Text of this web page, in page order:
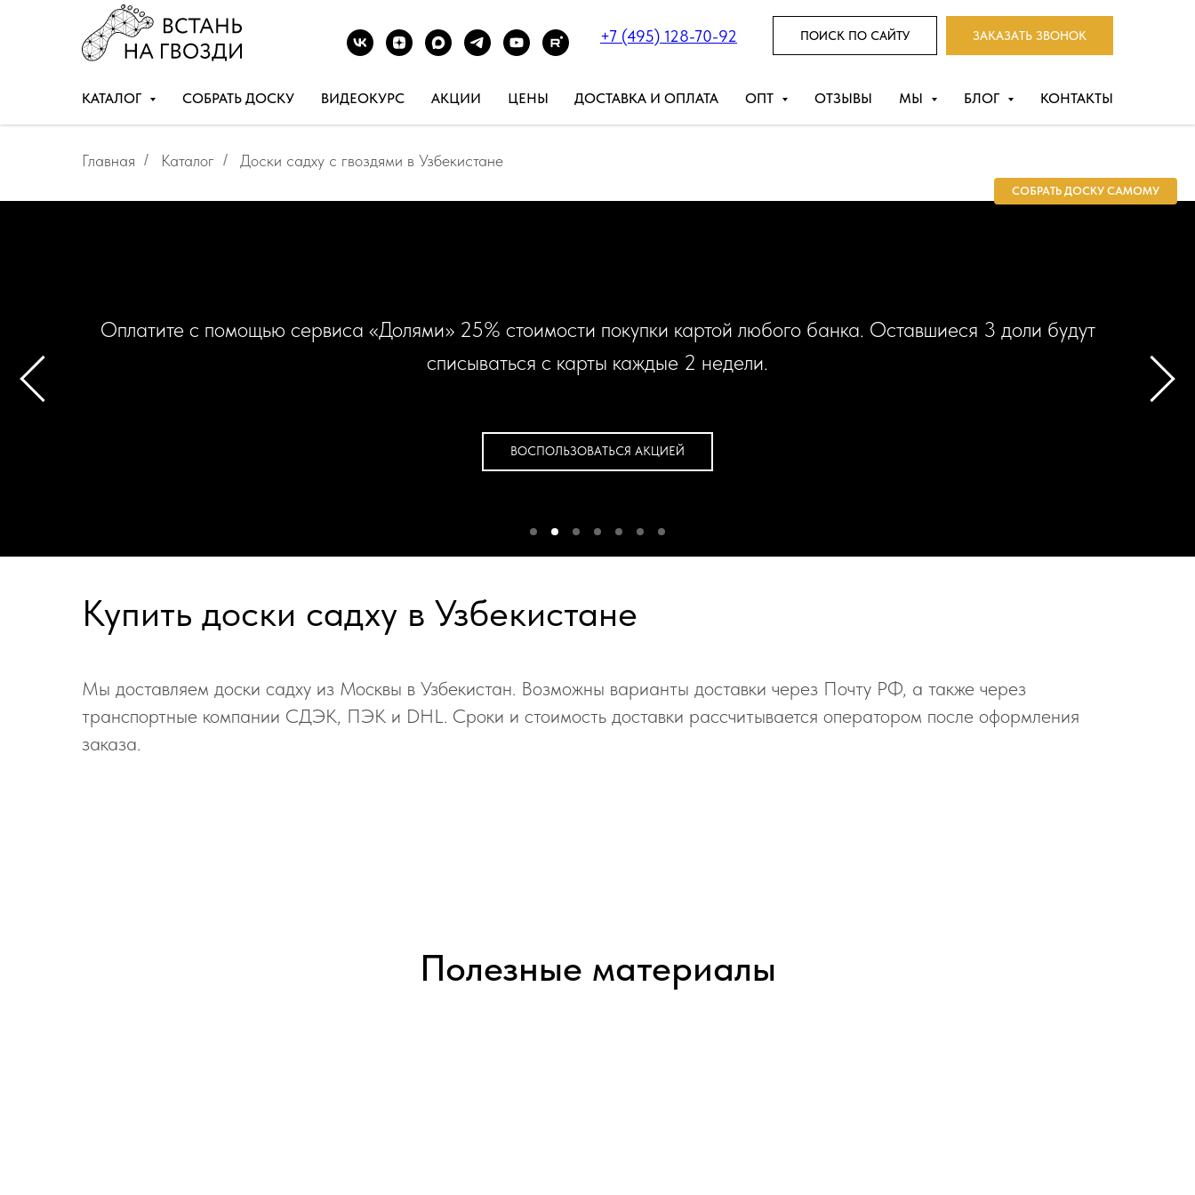
+7 (495) 128-70-92 ПОИСК ПО САЙТУ ЗАКАЗАТЬ ЗВОНОК
КАТАЛОГ СОБРАТЬ ДОСКУ ВИДЕОКУРС АКЦИИ ЦЕНЫ ДОСТАВКА И ОПЛАТА ОПТ ОТЗЫВЫ МЫ БЛОГ КОНТАКТЫ
СОБРАТЬ ДОСКУ САМОМУ
Главная / Каталог / Доски садху с гвоздями в Узбекистане
Оплатите с помощью сервиса «Долями» 25% стоимости покупки картой любого банка. Оставшиеся 3 доли будут
списываться с карты каждые 2 недели.
ВОСПОЛЬЗОВАТЬСЯ АКЦИЕЙ
Купить доски садху в Узбекистане
Мы доставляем доски садху из Москвы в Узбекистан. Возможны варианты доставки через Почту РФ, а также через
транспортные компании СДЭК, ПЭК и DHL. Сроки и стоимость доставки рассчитывается оператором после оформления
заказа.
Полезные материалы